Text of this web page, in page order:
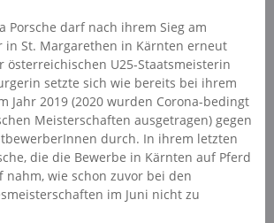
Porsche darf nach ihrem Sieg am
in St. Margarethen in Kärnten erneut
österreichischen U25-Staatsmeisterin
setzte sich wie bereits bei ihrem
Jahr 2019 (2020 wurden Corona-bedingt
Meisterschaften ausgetragen) gegen
durch. In ihrem letzten
die die Bewerbe in Kärnten auf Pferd
nahm, wie schon zuvor bei den
im Juni nicht zu